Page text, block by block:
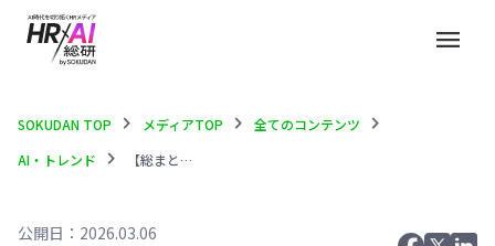
menu
SOKUDAN TOP chevron_right メディアTOP chevron_right 全てのコンテンツ chevron_right
AI・トレンド chevron_right 【総まとめ】AI採用ツール70選！ATS・スカウト・面接など分野別
公開日：2026.03.06